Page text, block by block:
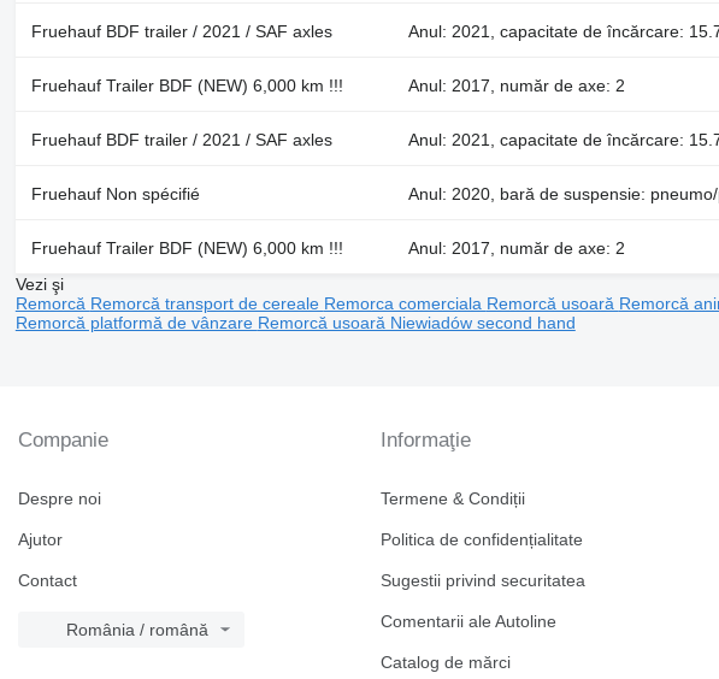
Fruehauf BDF trailer / 2021 / SAF axles Anul: 2021, capacitate de încărcare:
Fruehauf Trailer BDF (NEW) 6,000 km !!! Anul: 2017, număr de axe: 2
Fruehauf BDF trailer / 2021 / SAF axles Anul: 2021, capacitate de încărcare:
Fruehauf Non spécifié Anul: 2020, bară de suspensie:
Fruehauf Trailer BDF (NEW) 6,000 km !!! Anul: 2017, număr de axe: 2
Vezi şi
Remorcă Remorcă transport de cereale Remorca comerciala Remorcă usoară Remorcă
Remorcă platformă de vânzare Remorcă usoară Niewiadów second hand
Companie
Despre noi
Ajutor
Contact
România / română
Informaţie
Termene & Condiții
Politica de confidențialitate
Sugestii privind securitatea
Comentarii ale Autoline
Catalog de mărcі